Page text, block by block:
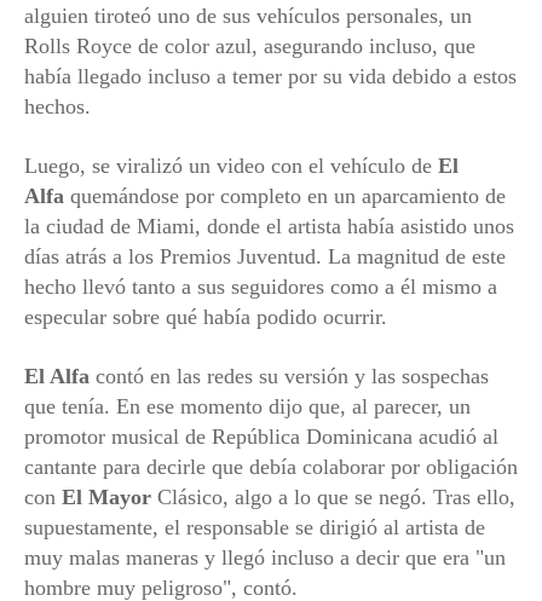
alguien tiroteó uno de sus vehículos personales, un
Rolls Royce de color azul, asegurando incluso, que
había llegado incluso a temer por su vida debido a estos
hechos.
Luego, se viralizó un video con el vehículo de El
Alfa quemándose por completo en un aparcamiento de
la ciudad de Miami, donde el artista había asistido unos
días atrás a los Premios Juventud. La magnitud de este
hecho llevó tanto a sus seguidores como a él mismo a
especular sobre qué había podido ocurrir.
El Alfa contó en las redes su versión y las sospechas
que tenía. En ese momento dijo que, al parecer, un
promotor musical de República Dominicana acudió al
cantante para decirle que debía colaborar por obligación
con El Mayor Clásico, algo a lo que se negó. Tras ello,
supuestamente, el responsable se dirigió al artista de
muy malas maneras y llegó incluso a decir que era "un
hombre muy peligroso", contó.